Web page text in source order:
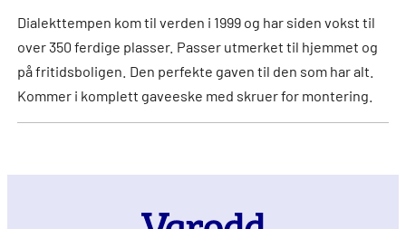
Dialekttempen kom til verden i 1999 og har siden vokst til
over 350 ferdige plasser. Passer utmerket til hjemmet og
på fritidsboligen. Den perfekte gaven til den som har alt.
Kommer i komplett gaveeske med skruer for montering.